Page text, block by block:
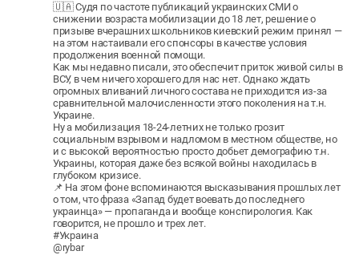
🇺🇦 Судя по частоте публикаций украинских СМИ о
снижении возраста мобилизации до 18 лет, решение о
призыве вчерашних школьников киевский режим принял —
на этом настаивали его спонсоры в качестве условия
продолжения военной помощи.
Как мы недавно писали, это обеспечит приток живой силы в
ВСУ, в чем ничего хорошего для нас нет. Однако ждать
огромных вливаний личного состава не приходится из-за
сравнительной малочисленности этого поколения на т.н.
Украине.
Ну а мобилизация 18-24-летних не только грозит
социальным взрывом и надломом в местном обществе, но
и с высокой вероятностью просто добьет демографию т.н.
Украины, которая даже без всякой войны находилась в
глубоком кризисе.
📌 На этом фоне вспоминаются высказывания прошлых лет
о том, что фраза «Запад будет воевать до последнего
украинца» — пропаганда и вообще конспирология. Как
говорится, не прошло и трех лет.
#Украина
@rybar